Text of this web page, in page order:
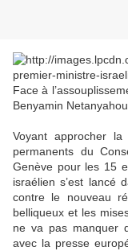
Face à
Benyamin
Voyant approcher
permanents du
Genève pour les 15
israélien s’est lancé
contre le nouveau
belliqueux et les
ne va pas manquer
avec la presse